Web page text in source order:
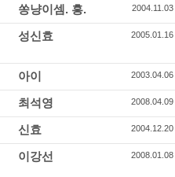
쏭냥이셈. 흥. 2004.11.03
성신효 2005.01.16
아이 2003.04.06
최석영 2008.04.09
신효 2004.12.20
이강선 2008.01.08